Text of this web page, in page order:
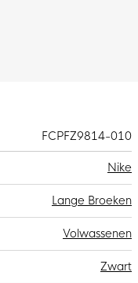
FCPFZ9814-010
Nike
Lange Broeken
Volwassenen
Zwart